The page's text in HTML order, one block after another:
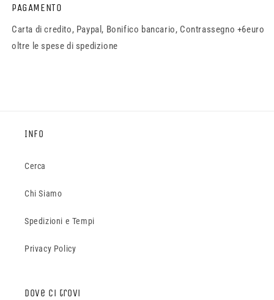
PAGAMENTO
Carta di credito, Paypal, Bonifico bancario, Contrassegno +6euro
oltre le spese di spedizione
INFO
Cerca
Chi Siamo
Spedizioni e Tempi
Privacy Policy
Dove ci trovi